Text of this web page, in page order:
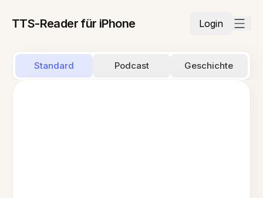
TTS-Reader für iPhone Login
Standard Podcast Geschichte